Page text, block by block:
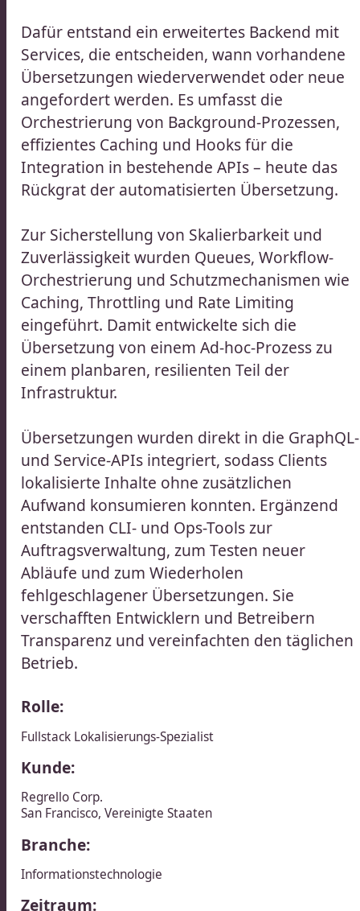
Rolle:
Fullstack Lokalisierungs-Spezialist​​​​‌ ‍ ​‍​‍‌‍ ‌ ​‍‌‍‍‌‌‍‌ ‌‍‍‌‌‍ ‍​‍​‍​ ‍‍​‍​‍‌ ​ ‌‍​‌‌‍ ‍‌‍‍‌‌ ‌​‌ ‍‌​‍ ‍‌‍‍‌‌‍ ​‍​‍​‍ ​​‍​‍‌‍‍​‌ ​‍‌‍‌‌‌‍‌‍​‍​‍​ ‍‍​‍​‍‌‍‍​‌ ‌​‌ ‌​‌ ​​‌ ​ ​ ‍‍​‍ ​‍ ‌ ​ ‌ ‌​‌ ‌‌‌‍‌​‌‍‍‌‌‍ ​‍ ‍‌ ​ ‌‍‌‌‌‍​‍‌‍​‌‌ ​ ‌ ‌​‌‍‍‌‌‍​‌‌‍ ‍​‍ ‌‌ ​ ‌‍ ‌‍‌‍‌ ‌​‌ ‌ ‌‍​‌‌ ​‍‌‍‌‌​‍ ‍‌‍‌​‌‍‌‌​‍ ‌‍‍‌‌‍ ‍‌ ‌​‌‍‌‌‌‍ ‍‌ ‌​​‍ ‌‍‌‌‌‍‌​‌‍‍‌‌ ‌​​‍ ‌‍ ‌‌‍ ‌‍‌​‌‍‌‌​ ‌‌ ​​‌ ​‍‌‍‌‌‌ ​ ‌‍‌‌‌‍ ‍‌ ‌​‌‍​‌‌ ‌​‌‍‍‌‌‍ ‌‍ ‍​ ‍ ‌‍‍‌‌‍‌​​ ‌​ ‌ ‌‍​‍‌‍​ ​ ‌ ‌‍​ ​ ‌‍​ ​​​ ​‌​‍ ‌‌‍​ ​ ​​​ ‌‍​ ​​​‍ ‌​ ‌​​ ​‌‌‍​ ​ ‌‍​‍ ‌​ ‍‌‌‍​ ​ ​ ​ ‍​​‍ ‌​ ‌‍​ ​‍​ ‍‌‌‍​ ​ ‌‍​ ‍​​ ‍‌​ ​ ​ ​‍‌‍‌‌‌‍‌‍​ ‌​​ ‍ ‌ ‌​‌ ‍‌‌ ​​‌‍‌‌​ ‌‌ ​​‌ ​‍‌‍ ‌‍‍‍‌‍‌‌‌‍​ ‌ ‌​​ ‍ ‌ ​​‌‍​‌‌ ‌​‌‍‍​​ ‌‌ ​‍‌‍ ‌‍ ​‌‍‌‌​‍‌‌​ ‌‌‌​​‍‌‌ ‌‍‍ ‌‍‌‌‌ ‍‌​‍‌‌​ ​ ‌​‌​​‍‌‌​ ​ ‌​‌​​‍‌‌​ ​‍​ ​‍‌‍‌​‌‍‌‌​‍‌‌​ ​‍​ ​‍​‍‌‌​ ‌‌‌​‌​​‍ ‍‌ ‌‍‌‍​‌‌‍ ​‌ ‌‌‌‍‌‌​ ‌‍​‍‌‍​‌‌ ​ ‌‍‌‌‌‌‌‌‌ ​‍‌‍ ​​ ‌‌‍‍​‌ ‌​‌ ‌​‌ ​​‌ ​ ​‍‌‌​ ​ ‌​​‌​‍‌‌​ ​‍‌​‌‍​‍‌‌​ ​‍‌​‌‍‌ ​ ‌ ‌​‌ ‌‌‌‍‌​‌‍‍‌‌‍ ​‍ ‍‌ ​ ‌‍‌‌‌‍​‍‌‍​‌‌ ​ ‌ ‌​‌‍‍‌‌‍​‌‌‍ ‍​‍ ‌‌ ​ ‌‍ ‌‍‌‍‌ ‌​‌ ‌ ‌‍​‌‌ ​‍‌‍‌‌​‍ ‍‌‍‌​‌‍‌‌​‍‌‍‌‍‍‌‌‍‌​​ ‌​ ‌ ‌‍​‍‌‍​ ​ ‌ ‌‍​ ​ ‌‍​ ​​​ ​‌​‍ ‌‌‍​ ​ ​​​ ‌‍​ ​​​‍ ‌​ ‌​​ ​‌‌‍​ ​ ‌‍​‍ ‌​ ‍‌‌‍​ ​ ​ ​ ‍​​‍ ‌​ ‌‍​ ​‍​ ‍‌‌‍​ ​ ‌‍​ ‍​​ ‍‌​ ​ ​ ​‍‌‍‌‌‌‍‌‍​ ‌​​‍‌‍‌ ‌​‌ ‍‌‌ ​​‌‍‌‌​ ‌‌ ​​‌ ​‍‌‍ ‌‍‍‍‌‍‌‌‌‍​ ‌ ‌​​‍‌‍‌ ​​‌‍​‌‌ ‌​‌‍‍​​ ‌‌ ​‍‌‍ ‌‍ ​‌‍‌‌​‍‌‌​ ‌‌‌​​‍‌‌ ‌‍‍ ‌‍‌‌‌ ‍‌​‍‌‌​ ​ ‌​‌​​‍‌‌​ ​ ‌​‌​​‍‌‌​ ​‍​ ​‍‌‍‌​‌‍‌‌​‍‌‌​ ​‍​ ​‍​‍‌‌​ ‌‌‌​‌​​‍ ‍‌ ‌‍‌‍​‌‌‍ ​‌ ‌‌‌‍‌‌​‍‌‍‌ ​​‌‍‌‌‌ ​‍‌ ​ ‌ ​​‌‍‌‌‌‍​ ‌ ‌​‌‍‍‌‌ ‌‍‌‍‌‌​ ‌‌ ​​‌ ‌‌‌‍​‍‌‍ ​‌‍‍‌‌ ​ ‌‍‍​‌‍‌‌‌‍‌​​‍​‍‌ ‌
Kunde:
Regrello Corp.​​​​‌ ‍ ​‍​‍‌‍ ‌ ​‍‌‍‍‌‌‍‌ ‌‍‍‌‌‍ ‍​‍​‍​ ‍‍​‍​‍‌ ​ ‌‍​‌‌‍ ‍‌‍‍‌‌ ‌​‌ ‍‌​‍ ‍‌‍‍‌‌‍ ​‍​‍​‍ ​​‍​‍‌‍‍​‌ ​‍‌‍‌‌‌‍‌‍​‍​‍​ ‍‍​‍​‍‌‍‍​‌ ‌​‌ ‌​‌ ​​‌ ​ ​ ‍‍​‍ ​‍ ‌ ​ ‌ ‌​‌ ‌‌‌‍‌​‌‍‍‌‌‍ ​‍ ‍‌ ​ ‌‍‌‌‌‍​‍‌‍​‌‌ ​ ‌ ‌​‌‍‍‌‌‍​‌‌‍ ‍​‍ ‌‌ ​ ‌‍ ‌‍‌‍‌ ‌​‌ ‌ ‌‍​‌‌ ​‍‌‍‌‌​‍ ‍‌‍‌​‌‍‌‌​‍ ‌‍‍‌‌‍ ‍‌ ‌​‌‍‌‌‌‍ ‍‌ ‌​​‍ ‌‍‌‌‌‍‌​‌‍‍‌‌ ‌​​‍ ‌‍ ‌‌‍ ‌‍‌​‌‍‌‌​ ‌‌ ​​‌ ​‍‌‍‌‌‌ ​ ‌‍‌‌‌‍ ‍‌ ‌​‌‍​‌‌ ‌​‌‍‍‌‌‍ ‌‍ ‍​ ‍ ‌‍‍‌‌‍‌​​ ‌‌‍‌‌​ ​‍​ ‌‌​ ‌ ​ ‌​‌‍​‌‌‍​ ​ ‌​​‍ ‌​ ‌‍​ ‌‍‌‍​ ​ ‌ ​‍ ‌​ ‌​​ ‌​​ ​‍​ ‌ ​‍ ‌‌‍​‌‌‍‌​​ ‍​​ ​ ​‍ ‌‌‍​‍​ ‌ ‌‍​‌​ ‌​​ ‍​‌‍​ ‌‍‌‌​ ​‌​ ‍​‌‍‌​‌‍​‍​ ‍‌​ ‍ ‌ ‌​‌ ‍‌‌ ​​‌‍‌‌​ ‌‌‍​ ‌‍ ‌‍ ‌‌ ​​‌‍​‌‌‍ ‍‌ ‍‌​ ‍ ‌ ​​‌‍​‌‌ ‌​‌‍‍​​ ‌‌‍ ‍‌‍​‌‌‍ ‌‌‍‌‌​ ‌‍​‍‌‍​‌‌ ​ ‌‍‌‌‌‌‌‌‌ ​‍‌‍ ​​ ‌‌‍‍​‌ ‌​‌ ‌​‌ ​​‌ ​ ​‍‌‌​ ​ ‌​​‌​‍‌‌​ ​‍‌​‌‍​‍‌‌​ ​‍‌​‌‍‌ ​ ‌ ‌​‌ ‌‌‌‍‌​‌‍‍‌‌‍ ​‍ ‍‌ ​ ‌‍‌‌‌‍​‍‌‍​‌‌ ​ ‌ ‌​‌‍‍‌‌‍​‌‌‍ ‍​‍ ‌‌ ​ ‌‍ ‌‍‌‍‌ ‌​‌ ‌ ‌‍​‌‌ ​‍‌‍‌‌​‍ ‍‌‍‌​‌‍‌‌​‍‌‍‌‍‍‌‌‍‌​​ ‌‌‍‌‌​ ​‍​ ‌‌​ ‌ ​ ‌​‌‍​‌‌‍​ ​ ‌​​‍ ‌​ ‌‍​ ‌‍‌‍​ ​ ‌ ​‍ ‌​ ‌​​ ‌​​ ​‍​ ‌ ​‍ ‌‌‍​‌‌‍‌​​ ‍​​ ​ ​‍ ‌‌‍​‍​ ‌ ‌‍​‌​ ‌​​ ‍​‌‍​ ‌‍‌‌​ ​‌​ ‍​‌‍‌​‌‍​‍​ ‍‌​‍‌‍‌ ‌​‌ ‍‌‌ ​​‌‍‌‌​ ‌‌‍​ ‌‍ ‌‍ ‌‌ ​​‌‍​‌‌‍ ‍‌ ‍‌​‍‌‍‌ ​​‌‍​‌‌ ‌​‌‍‍​​ ‌‌‍ ‍‌‍​‌‌‍ ‌‌‍‌‌​‍‌‍‌ ​​‌‍‌‌‌ ​‍‌ ​ ‌ ​​‌‍‌‌‌‍​ ‌ ‌​‌‍‍‌‌ ‌‍‌‍‌‌​ ‌‌ ​​‌ ‌‌‌‍​‍‌‍ ​‌‍‍‌‌ ​ ‌‍‍​‌‍‌‌‌‍‌​​‍​‍‌ ‌
San Francisco​​​​‌ ‍ ​‍​‍‌‍ ‌ ​‍‌‍‍‌‌‍‌ ‌‍‍‌‌‍ ‍​‍​‍​ ‍‍​‍​‍‌ ​ ‌‍​‌‌‍ ‍‌‍‍‌‌ ‌​‌ ‍‌​‍ ‍‌‍‍‌‌‍ ​‍​‍​‍ ​​‍​‍‌‍‍​‌ ​‍‌‍‌‌‌‍‌‍​‍​‍​ ‍‍​‍​‍‌‍‍​‌ ‌​‌ ‌​‌ ​​‌ ​ ​ ‍‍​‍ ​‍ ‌ ​ ‌ ‌​‌ ‌‌‌‍‌​‌‍‍‌‌‍ ​‍ ‍‌ ​ ‌‍‌‌‌‍​‍‌‍​‌‌ ​ ‌ ‌​‌‍‍‌‌‍​‌‌‍ ‍​‍ ‌‌ ​ ‌‍ ‌‍‌‍‌ ‌​‌ ‌ ‌‍​‌‌ ​‍‌‍‌‌​‍ ‍‌‍‌​‌‍‌‌​‍ ‌‍‍‌‌‍ ‍‌ ‌​‌‍‌‌‌‍ ‍‌ ‌​​‍ ‌‍‌‌‌‍‌​‌‍‍‌‌ ‌​​‍ ‌‍ ‌‌‍ ‌‍‌​‌‍‌‌​ ‌‌ ​​‌ ​‍‌‍‌‌‌ ​ ‌‍‌‌‌‍ ‍‌ ‌​‌‍​‌‌ ‌​‌‍‍‌‌‍ ‌‍ ‍​ ‍ ‌‍‍‌‌‍‌​​ ‌‌‍‌‌​ ​‍​ ‌‌​ ‌ ​ ‌​‌‍​‌‌‍​ ​ ‌​​‍ ‌​ ‌‍​ ‌‍‌‍​ ​ ‌ ​‍ ‌​ ‌​​ ‌​​ ​‍​ ‌ ​‍ ‌‌‍​‌‌‍‌​​ ‍​​ ​ ​‍ ‌‌‍​‍​ ‌ ‌‍​‌​ ‌​​ ‍​‌‍​ ‌‍‌‌​ ​‌​ ‍​‌‍‌​‌‍​‍​ ‍‌​ ‍ ‌ ‌​‌ ‍‌‌ ​​‌‍‌‌​ ‌‌‍​ ‌‍ ‌‍ ‌‌ ​​‌‍​‌‌‍ ‍‌ ‍‌​ ‍ ‌ ​​‌‍​‌‌ ‌​‌‍‍​​ ‌‌‍​ ‌‍‍‌‌ ‌​‌ ‍‌​ ‌‍​‍‌‍​‌‌ ​ ‌‍‌‌‌‌‌‌‌ ​‍‌‍ ​​ ‌‌‍‍​‌ ‌​‌ ‌​‌ ​​‌ ​ ​‍‌‌​ ​ ‌​​‌​‍‌‌​ ​‍‌​‌‍​‍‌‌​ ​‍‌​‌‍‌ ​ ‌ ‌​‌ ‌‌‌‍‌​‌‍‍‌‌‍ ​‍ ‍‌ ​ ‌‍‌‌‌‍​‍‌‍​‌‌ ​ ‌ ‌​‌‍‍‌‌‍​‌‌‍ ‍​‍ ‌‌ ​ ‌‍ ‌‍‌‍‌ ‌​‌ ‌ ‌‍​‌‌ ​‍‌‍‌‌​‍ ‍‌‍‌​‌‍‌‌​‍‌‍‌‍‍‌‌‍‌​​ ‌‌‍‌‌​ ​‍​ ‌‌​ ‌ ​ ‌​‌‍​‌‌‍​ ​ ‌​​‍ ‌​ ‌‍​ ‌‍‌‍​ ​ ‌ ​‍ ‌​ ‌​​ ‌​​ ​‍​ ‌ ​‍ ‌‌‍​‌‌‍‌​​ ‍​​ ​ ​‍ ‌‌‍​‍​ ‌ ‌‍​‌​ ‌​​ ‍​‌‍​ ‌‍‌‌​ ​‌​ ‍​‌‍‌​‌‍​‍​ ‍‌​‍‌‍‌ ‌​‌ ‍‌‌ ​​‌‍‌‌​ ‌‌‍​ ‌‍ ‌‍ ‌‌ ​​‌‍​‌‌‍ ‍‌ ‍‌​‍‌‍‌ ​​‌‍​‌‌ ‌​‌‍‍​​ ‌‌‍​ ‌‍‍‌‌ ‌​‌ ‍‌​‍‌‍‌ ​​‌‍‌‌‌ ​‍‌ ​ ‌ ​​‌‍‌‌‌‍​ ‌ ‌​‌‍‍‌‌ ‌‍‌‍‌‌​ ‌‌ ​​‌ ‌‌‌‍​‍‌‍ ​‌‍‍‌‌ ​ ‌‍‍​‌‍‌‌‌‍‌​​‍​‍‌ ‌,Vereinigte Staaten
Branche:
Informationstechnologie
Zeitraum:
Dafür entstand ein erweitertes Backend mit
Services, die entscheiden, wann vorhandene
Übersetzungen wiederverwendet oder neue
angefordert werden. Es umfasst die
Orchestrierung von Background-Prozessen,
effizientes Caching und Hooks für die
Integration in bestehende APIs – heute das
Rückgrat der automatisierten Übersetzung.
Zur Sicherstellung von Skalierbarkeit und
Zuverlässigkeit wurden Queues, Workflow-
Orchestrierung und Schutzmechanismen wie
Caching, Throttling und Rate Limiting
eingeführt. Damit entwickelte sich die
Übersetzung von einem Ad-hoc-Prozess zu
einem planbaren, resilienten Teil der
Infrastruktur.
Übersetzungen wurden direkt in die GraphQL-
und Service-APIs integriert, sodass Clients
lokalisierte Inhalte ohne zusätzlichen
Aufwand konsumieren konnten. Ergänzend
entstanden CLI- und Ops-Tools zur
Auftragsverwaltung, zum Testen neuer
Abläufe und zum Wiederholen
fehlgeschlagener Übersetzungen. Sie
verschafften Entwicklern und Betreibern
Transparenz und vereinfachten den täglichen
Betrieb.​​​​‌ ‍ ​‍​‍‌‍ ‌ ​‍‌‍‍‌‌‍‌ ‌‍‍‌‌‍ ‍​‍​‍​ ‍‍​‍​‍‌ ​ ‌‍​‌‌‍ ‍‌‍‍‌‌ ‌​‌ ‍‌​‍ ‍‌‍‍‌‌‍ ​‍​‍​‍ ​​‍​‍‌‍‍​‌ ​‍‌‍‌‌‌‍‌‍​‍​‍​ ‍‍​‍​‍‌‍‍​‌ ‌​‌ ‌​‌ ​​‌ ​ ​ ‍‍​‍ ​‍ ‌ ​ ‌ ‌​‌ ‌‌‌‍‌​‌‍‍‌‌‍ ​‍ ‍‌ ​ ‌‍‌‌‌‍​‍‌‍​‌‌ ​ ‌ ‌​‌‍‍‌‌‍​‌‌‍ ‍​‍ ‌‌ ​ ‌‍ ‌‍‌‍‌ ‌​‌ ‌ ‌‍​‌‌ ​‍‌‍‌‌​‍ ‍‌‍‌​‌‍‌‌​‍ ‌‍‍‌‌‍ ‍‌ ‌​‌‍‌‌‌‍ ‍‌ ‌​​‍ ‌‍‌‌‌‍‌​‌‍‍‌‌ ‌​​‍ ‌‍ ‌‌‍ ‌‍‌​‌‍‌‌​ ‌‌ ​​‌ ​‍‌‍‌‌‌ ​ ‌‍‌‌‌‍ ‍‌ ‌​‌‍​‌‌ ‌​‌‍‍‌‌‍ ‌‍ ‍​ ‍ ‌‍‍‌‌‍‌​​ ‌​ ‌ ‌‍​‍‌‍​ ​ ‌ ‌‍​ ​ ‌‍​ ​​​ ​‌​‍ ‌‌‍​ ​ ​​​ ‌‍​ ​​​‍ ‌​ ‌​​ ​‌‌‍​ ​ ‌‍​‍ ‌​ ‍‌‌‍​ ​ ​ ​ ‍​​‍ ‌​ ‌‍​ ​‍​ ‍‌‌‍​ ​ ‌‍​ ‍​​ ‍‌​ ​ ​ ​‍‌‍‌‌‌‍‌‍​ ‌​​ ‍ ‌ ‌​‌ ‍‌‌ ​​‌‍‌‌​ ‌‌ ​​‌ ​‍‌‍ ‌‍‍‍‌‍‌‌‌‍​ ‌ ‌​​ ‍ ‌ ​​‌‍​‌‌ ‌​‌‍‍​​ ‌‌‍‌​‌‍‌‌‌ ​ ‌‍​ ‌ ​‍‌‍‍‌‌ ​​‌ ‌​‌‍‍‌‌‍ ‌‍ ‍​‍‌‌​ ‌‌‌​​‍‌‌ ‌‍‍ ‌‍‌‌‌ ‍‌​‍‌‌​ ​ ‌​‌​​‍‌‌​ ​ ‌​‌​​‍‌‌​ ​‍​ ​‍‌‍‌​‌‍‌‌​‍‌‌​ ​‍​ ​‍​‍‌‌​ ‌‌‌​‌​​‍ ‍‌ ‌‍‌‍​‌‌‍ ​‌ ‌‌‌‍‌‌​ ‌‍​‍‌‍​‌‌ ​ ‌‍‌‌‌‌‌‌‌ ​‍‌‍ ​​ ‌‌‍‍​‌ ‌​‌ ‌​‌ ​​‌ ​ ​‍‌‌​ ​ ‌​​‌​‍‌‌​ ​‍‌​‌‍​‍‌‌​ ​‍‌​‌‍‌ ​ ‌ ‌​‌ ‌‌‌‍‌​‌‍‍‌‌‍ ​‍ ‍‌ ​ ‌‍‌‌‌‍​‍‌‍​‌‌ ​ ‌ ‌​‌‍‍‌‌‍​‌‌‍ ‍​‍ ‌‌ ​ ‌‍ ‌‍‌‍‌ ‌​‌ ‌ ‌‍​‌‌ ​‍‌‍‌‌​‍ ‍‌‍‌​‌‍‌‌​‍‌‍‌‍‍‌‌‍‌​​ ‌​ ‌ ‌‍​‍‌‍​ ​ ‌ ‌‍​ ​ ‌‍​ ​​​ ​‌​‍ ‌‌‍​ ​ ​​​ ‌‍​ ​​​‍ ‌​ ‌​​ ​‌‌‍​ ​ ‌‍​‍ ‌​ ‍‌‌‍​ ​ ​ ​ ‍​​‍ ‌​ ‌‍​ ​‍​ ‍‌‌‍​ ​ ‌‍​ ‍​​ ‍‌​ ​ ​ ​‍‌‍‌‌‌‍‌‍​ ‌​​‍‌‍‌ ‌​‌ ‍‌‌ ​​‌‍‌‌​ ‌‌ ​​‌ ​‍‌‍ ‌‍‍‍‌‍‌‌‌‍​ ‌ ‌​​‍‌‍‌ ​​‌‍​‌‌ ‌​‌‍‍​​ ‌‌‍‌​‌‍‌‌‌ ​ ‌‍​ ‌ ​‍‌‍‍‌‌ ​​‌ ‌​‌‍‍‌‌‍ ‌‍ ‍​‍‌‌​ ‌‌‌​​‍‌‌ ‌‍‍ ‌‍‌‌‌ ‍‌​‍‌‌​ ​ ‌​‌​​‍‌‌​ ​ ‌​‌​​‍‌‌​ ​‍​ ​‍‌‍‌​‌‍‌‌​‍‌‌​ ​‍​ ​‍​‍‌‌​ ‌‌‌​‌​​‍ ‍‌ ‌‍‌‍​‌‌‍ ​‌ ‌‌‌‍‌‌​‍‌‍‌ ​​‌‍‌‌‌ ​‍‌ ​ ‌ ​​‌‍‌‌‌‍​ ‌ ‌​‌‍‍‌‌ ‌‍‌‍‌‌​ ‌‌ ​​‌ ‌‌‌‍​‍‌‍ ​‌‍‍‌‌ ​ ‌‍‍​‌‍‌‌‌‍‌​​‍​‍‌ ‌